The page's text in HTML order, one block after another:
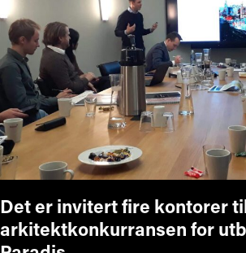
Det er invitert fire kontorer
arkitektkonkurransen for